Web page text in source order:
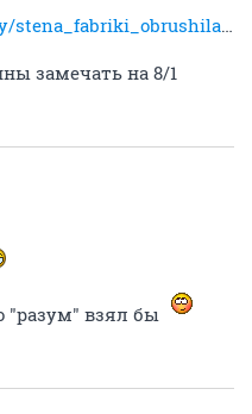
https://www.nsktv.ru/news/city/stena_fabriki_obrushilas_na_detskuyu_ploshchadku_v_novosibirske/
замечать на 8/1
"разум" взял бы